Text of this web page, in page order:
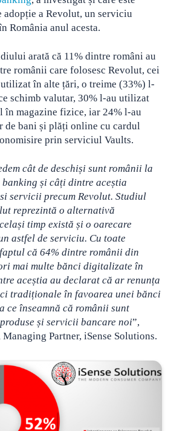
adopție a Revolut, un serviciu
România anul acesta.
arată că 11% dintre români au
românii care folosesc Revolut, cei
în alte țări, o treime (33%) l-
schimb valutar, 30% l-au utilizat
în magazine fizice, iar 24% l-au
de bani și plăți online cu cardul
prin serviciul Vaults.
cât de deschiși sunt românii la
și câți dintre aceștia
servicii precum Revolut. Studiul
reprezintă o alternativă
timp există și o oarecare
astfel de serviciu. Cu toate
că 64% dintre românii din
mai multe bănci digitalizate în
aceștia au declarat că ar renunța
tradiționale în favoarea unei bănci
ce înseamnă că românii sunt
și servicii bancare noi”,
Partner, iSense Solutions.